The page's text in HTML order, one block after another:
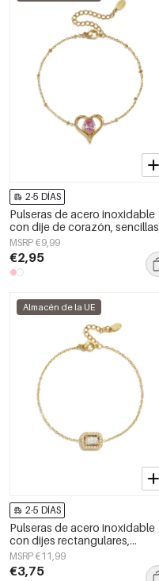
2-5 DÍAS
Pulseras de acero inoxidable
con dije de corazón, sencillas,
de la serie Daily Simple, joyería
para mujer
MSRP €9,99
€2,95
Almacén de la UE
2-5 DÍAS
Pulseras de acero inoxidable
con dijes rectangulares,
sencillas, de la serie Daily
Simple, joyería para mujer.
MSRP €11,99
€3,75